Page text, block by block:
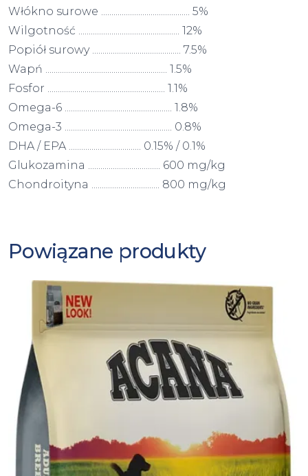
Włókno surowe ........................................... 5%
Wilgotność ................................................. 12%
Popiół surowy ........................................... 7.5%
Wapń ........................................................... 1.5%
Fosfor ......................................................... 1.1%
Omega-6 .................................................... 1.8%
Omega-3 .................................................... 0.8%
DHA / EPA ................................... 0.15% / 0.1%
Glukozamina ................................... 600 mg/kg
Chondroityna ................................. 800 mg/kg
Powiązane produkty